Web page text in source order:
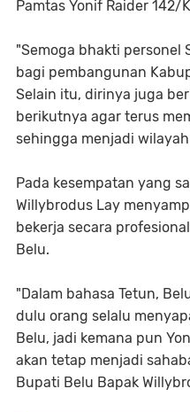
Pamtas Yonif Raider 142/
"Semoga bhakti personel
bagi pembangunan
Selain itu, dirinya juga
berikutnya agar terus
sehingga menjadi
Pada kesempatan yang
Willybrodus Lay
bekerja secara
Belu.
"Dalam bahasa Tetun,
dulu orang selalu
Belu, jadi kemana pun
akan tetap menjadi
Bupati Belu Bapak